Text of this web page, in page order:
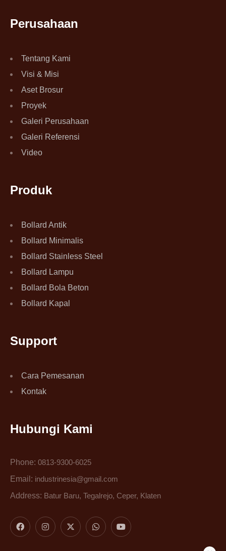
Perusahaan
Tentang Kami
Visi & Misi
Aset Brosur
Proyek
Galeri Perusahaan
Galeri Referensi
Video
Produk
Bollard Antik
Bollard Minimalis
Bollard Stainless Steel
Bollard Lampu
Bollard Bola Beton
Bollard Kapal
Support
Cara Pemesanan
Kontak
Hubungi Kami
Phone: 0813-9300-6025
Email: industrinesia@gmail.com
Address: Batur Baru, Tegalrejo, Ceper, Klaten